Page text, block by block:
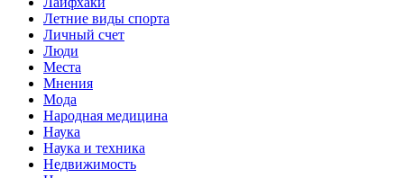
Летние виды спорта
Личный счет
Люди
Места
Мнения
Мода
Народная медицина
Наука
Наука и техника
Недвижимость